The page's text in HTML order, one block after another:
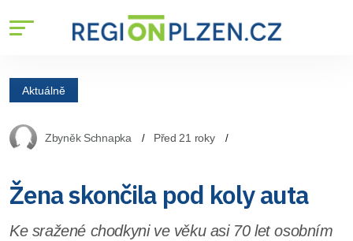
Aktuálně
Zbyněk Schnapka Před 21 roky
Žena skončila pod koly auta
Ke sražené chodkyni ve věku asi 70 let osobním